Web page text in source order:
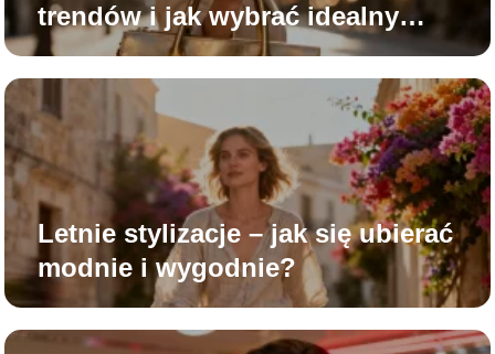
trendów i jak wybrać idealny
model?
Letnie stylizacje – jak się ubierać
modnie i wygodnie?